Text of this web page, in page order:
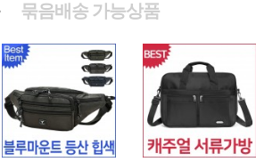
묶음배송 가능상품